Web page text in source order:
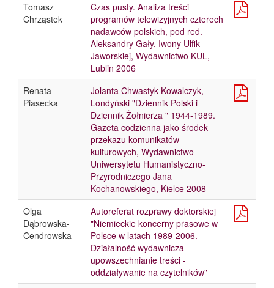
Tomasz
Chrząstek
Czas pusty. Analiza treści
programów telewizyjnych czterech
nadawców polskich, pod red.
Aleksandry Gały, Iwony Ulfik-
Jaworskiej, Wydawnictwo KUL,
Lublin 2006
Renata
Piasecka
Jolanta Chwastyk-Kowalczyk,
Londyński "Dziennik Polski i
Dziennik Żołnierza " 1944-1989.
Gazeta codzienna jako środek
przekazu komunikatów
kulturowych, Wydawnictwo
Uniwersytetu Humanistyczno-
Przyrodniczego Jana
Kochanowskiego, Kielce 2008
Olga
Dąbrowska-
Cendrowska
Autoreferat rozprawy doktorskiej
"Niemieckie koncerny prasowe w
Polsce w latach 1989-2006.
Działalność wydawnicza-
upowszechnianie treści -
oddziaływanie na czytelników"